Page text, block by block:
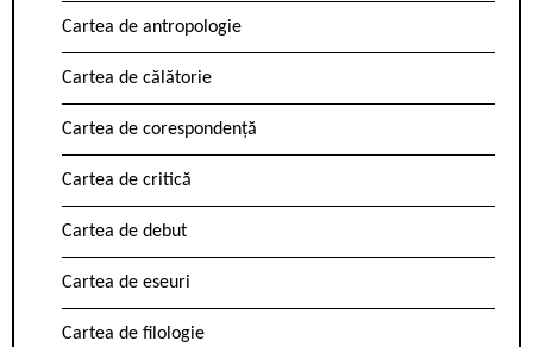
Cartea de antropologie
Cartea de călătorie
Cartea de corespondență
Cartea de critică
Cartea de debut
Cartea de eseuri
Cartea de filologie